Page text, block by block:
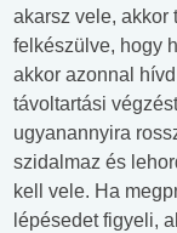
akarsz vele, akkor
felkészülve, hogy
akkor azonnal
távoltartási
ugyanannyira
szidalmaz és
kell vele. Ha
lépésedet figyeli,